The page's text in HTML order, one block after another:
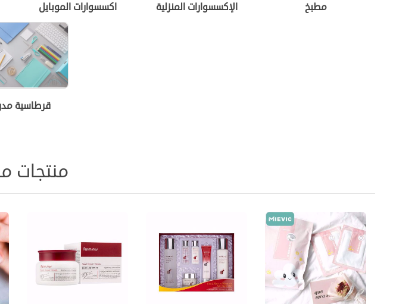
مطبخ الإكسسوارات المنزلية اكسسوارات الموبايل
قرطاسية
منتجات